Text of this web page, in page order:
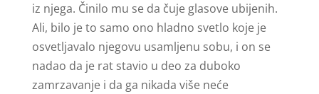
iz njega. Činilo mu se da čuje glasove ubijenih.
Ali, bilo je to samo ono hladno svetlo koje je
osvetljavalo njegovu usamljenu sobu, i on se
nadao da je rat stavio u deo za duboko
zamrzavanje i da ga nikada više neće